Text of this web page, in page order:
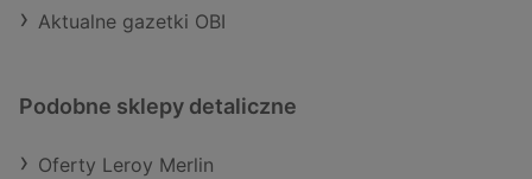
Aktualne gazetki OBI
Podobne sklepy detaliczne
Oferty Leroy Merlin